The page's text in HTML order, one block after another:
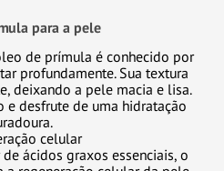
para a pele
de prímula é conhecido por
profundamente. Sua textura
deixando a pele macia e lisa.
e desfrute de uma hidratação
celular
ácidos graxos essenciais, o